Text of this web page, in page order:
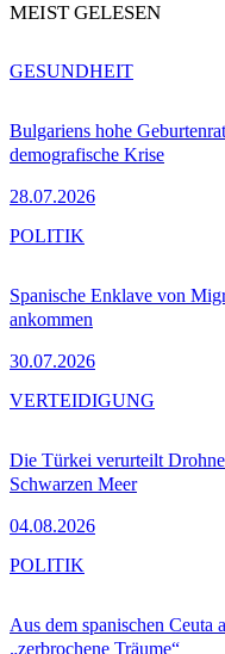
MEIST GELESEN
Bulgariens hohe
demografische Krise
28.07.2026
GESUNDHEIT
Spanische Enklave von
ankommen
30.07.2026
POLITIK
Die Türkei verurteilt
Schwarzen Meer
04.08.2026
VERTEIDIGUNG
Aus dem spanischen Ceuta
„zerbrochene Träume“
POLITIK